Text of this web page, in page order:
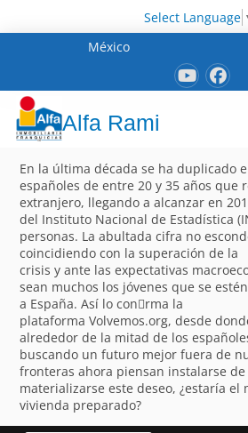
Select Language
México
Alfa Rami
En la última década se ha duplicado
españoles de entre 20 y 35 años que
extranjero, llegando a alcanzar en
del Instituto Nacional de Estadística
personas. La abultada cifra no
coincidiendo con la superación de la
crisis y ante las expectativas
sean muchos los jóvenes que se
a España. Así lo con􀁽rma la
plataforma Volvemos.org, desde
alrededor de la mitad de los
buscando un futuro mejor fuera de
fronteras ahora piensan instalarse de
materializarse este deseo, ¿estaría el
vivienda preparado?